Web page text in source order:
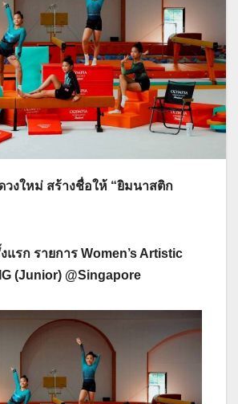
วงใหม่ สร้างชื่อให้ “ยิมนาสติก
แรก รายการ Women’s Artistic
(Junior) @Singapore